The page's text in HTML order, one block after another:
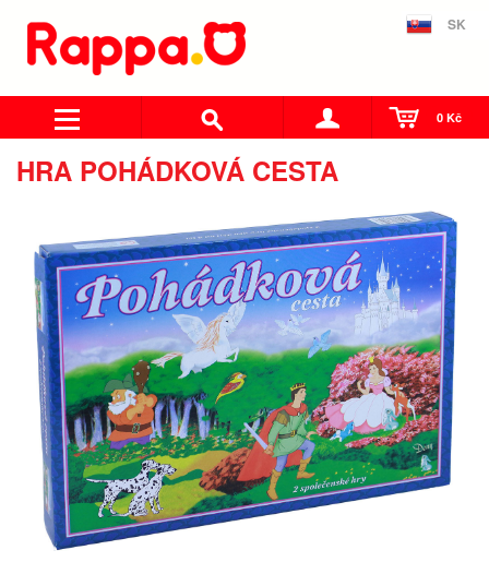
SK
0 Kč
HRA POHÁDKOVÁ CESTA